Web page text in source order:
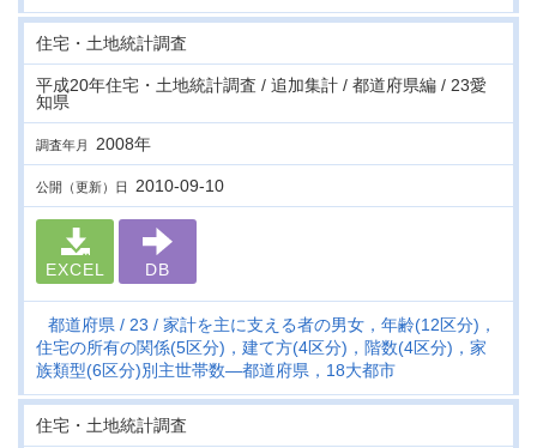
住宅・土地統計調査
平成20年住宅・土地統計調査 / 追加集計 / 都道府県編 / 23愛
知県
調査年月 2008年
公開（更新）日 2010-09-10
EXCEL DB
都道府県 23
家計を主に支える者の男女，年齢(12区分)，
住宅の所有の関係(5区分)，建て方(4区分)，階数(4区分)，家
族類型(6区分)別主世帯数―都道府県，18大都市
住宅・土地統計調査